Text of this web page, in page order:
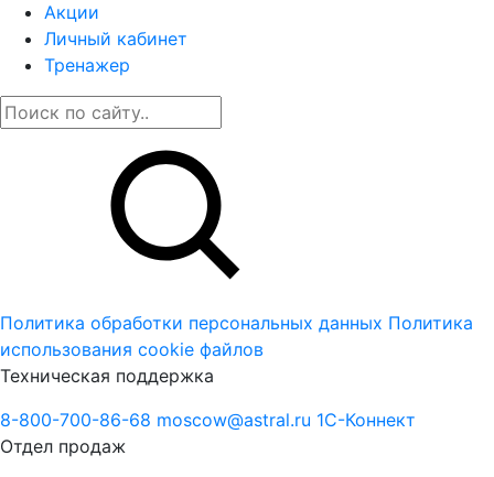
Акции
Личный кабинет
Тренажер
Политика обработки персональных данных Политика
использования cookie файлов
Техническая поддержка
8-800-700-86-68 moscow@astral.ru 1С-Коннект
Отдел продаж